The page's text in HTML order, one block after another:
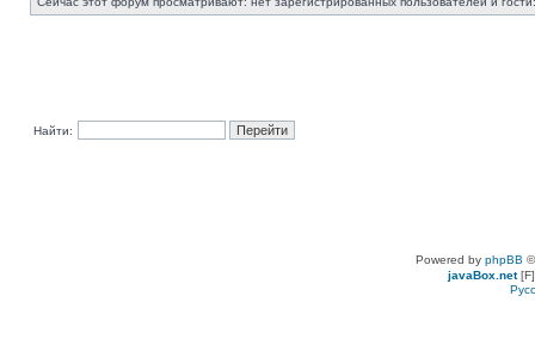
Найти:
Powered by phpBB
javaBox.net